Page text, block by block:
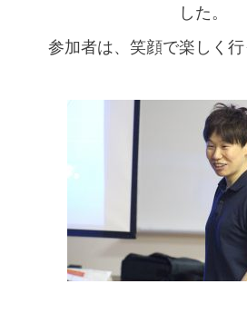
した。
参加者は、笑顔で楽しく行